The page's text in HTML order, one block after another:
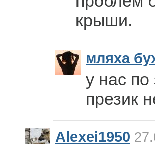
крыши.
мляха
у нас
презик
Alexei1950